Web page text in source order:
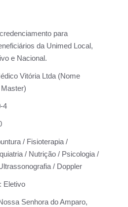
para
da Unimed Local,
e Nacional.
Vitória Ltda (Nome
4
/ Fisioterapia /
/ Nutrição / Psicologia /
/ Doppler
Eletivo
Senhora do Amparo,